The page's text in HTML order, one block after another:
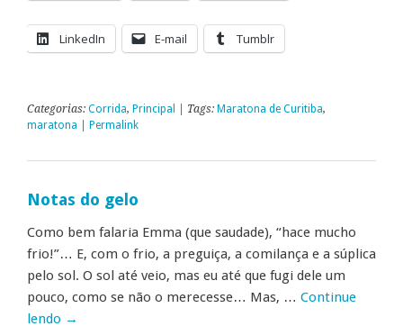
LinkedIn E-mail Tumblr
Categorias: Corrida, Principal | Tags: Maratona de Curitiba,
maratona
Permalink
Notas do gelo
Como bem falaria Emma (que saudade), “hace mucho
frio!”… E, com o frio, a preguiça, a comilança e a súplica
pelo sol. O sol até veio, mas eu até que fugi dele um
pouco, como se não o merecesse… Mas, … Continue
lendo →